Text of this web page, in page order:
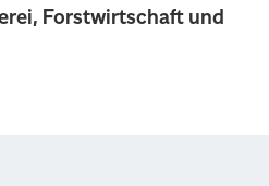
Forstwirtschaft und